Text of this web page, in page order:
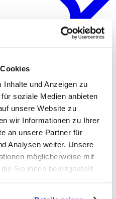
und Anzeigen zu
soziale Medien anbieten
unsere Website zu
wir Informationen zu Ihrer
an unsere Partner für
Analysen weiter. Unsere
möglicherweise mit
Sie ihnen bereitgestellt